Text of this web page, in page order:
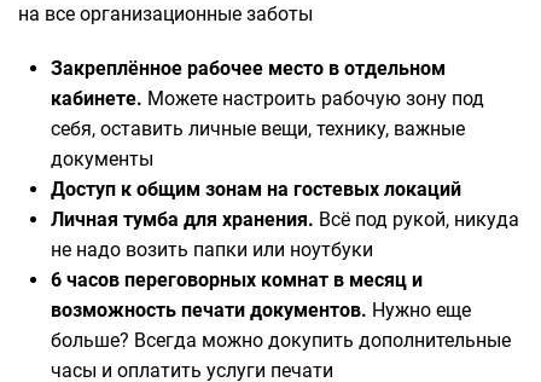
на все организационные заботы
Закреплённое рабочее место в отдельном
кабинете. Можете настроить рабочую зону под
себя, оставить личные вещи, технику, важные
документы
Доступ к общим зонам на гостевых локаций
Личная тумба для хранения. Всё под рукой, никуда
не надо возить папки или ноутбуки
6 часов переговорных комнат в месяц и
возможность печати документов. Нужно еще
больше? Всегда можно докупить дополнительные
часы и оплатить услуги печати